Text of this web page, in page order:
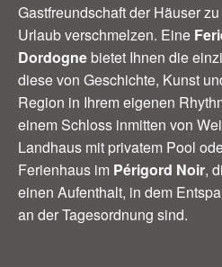
Gastfreundschaft der Häuser
Urlaub verschmelzen. Eine
Dordogne bietet Ihnen die
diese von Geschichte, Kunst
Region in Ihrem eigenen
einem Schloss inmitten von
Landhaus mit privatem Pool
Ferienhaus im Périgord Noir,
einen Aufenthalt, in dem
an der Tagesordnung sind.